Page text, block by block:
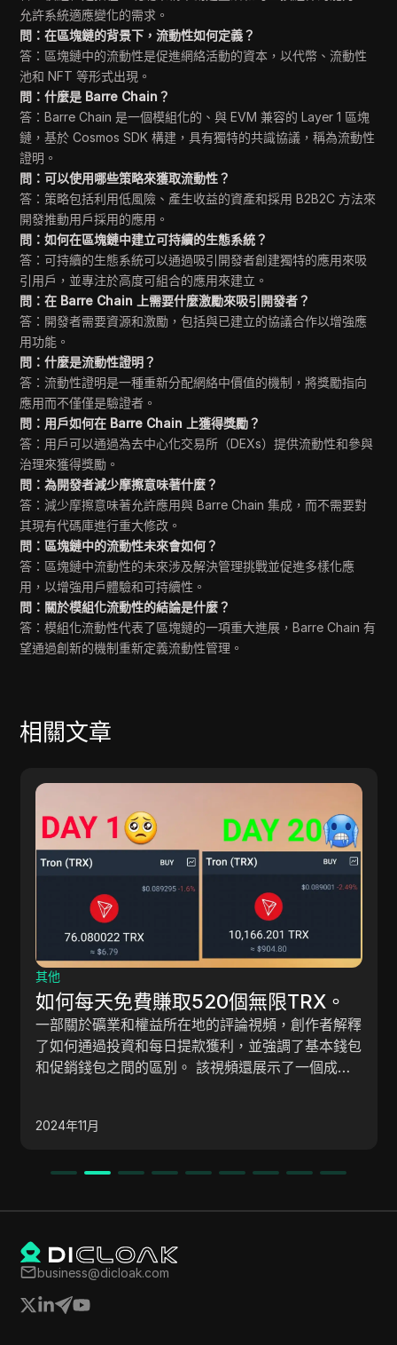
允許系統適應變化的需求。
問：在區塊鏈的背景下，流動性如何定義？
答：區塊鏈中的流動性是促進網絡活動的資本，以代幣、流動性
池和 NFT 等形式出現。
問：什麼是 Barre Chain？
答：Barre Chain 是一個模組化的、與 EVM 兼容的 Layer 1 區塊
鏈，基於 Cosmos SDK 構建，具有獨特的共識協議，稱為流動性
證明。
問：可以使用哪些策略來獲取流動性？
答：策略包括利用低風險、產生收益的資產和採用 B2B2C 方法來
開發推動用戶採用的應用。
問：如何在區塊鏈中建立可持續的生態系統？
答：可持續的生態系統可以通過吸引開發者創建獨特的應用來吸
引用戶，並專注於高度可組合的應用來建立。
問：在 Barre Chain 上需要什麼激勵來吸引開發者？
答：開發者需要資源和激勵，包括與已建立的協議合作以增強應
用功能。
問：什麼是流動性證明？
答：流動性證明是一種重新分配網絡中價值的機制，將獎勵指向
應用而不僅僅是驗證者。
問：用戶如何在 Barre Chain 上獲得獎勵？
答：用戶可以通過為去中心化交易所（DEXs）提供流動性和參與
治理來獲得獎勵。
問：為開發者減少摩擦意味著什麼？
答：減少摩擦意味著允許應用與 Barre Chain 集成，而不需要對
其現有代碼庫進行重大修改。
問：區塊鏈中的流動性未來會如何？
答：區塊鏈中流動性的未來涉及解決管理挑戰並促進多樣化應
用，以增強用戶體驗和可持續性。
問：關於模組化流動性的結論是什麼？
答：模組化流動性代表了區塊鏈的一項重大進展，Barre Chain 有
望通過創新的機制重新定義流動性管理。
相關文章
其他
如何每天免費賺取520個無限TRX。
一部關於礦業和權益所在地的評論視頻，創作者解釋
了如何通過投資和每日提款獲利，並強調了基本錢包
和促銷錢包之間的區別。 該視頻還展示了一個成功
2024年11月
business@dicloak.com